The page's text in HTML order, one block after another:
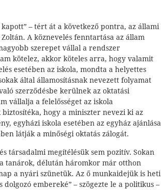
– tért át a következő pontra, az állami
A köznevelés fenntartása az állam
szerepet vállal a rendszer
kötelez, akkor köteles arra, hogy valamit
esetében az iskola, mondta a helyettes
által államosításnak nevezett folyamat
szerződésbe kerülnek az oktatási
vállalja a felelősséget az iskola
hogy a miniszter nevezi ki az
egyházi iskola esetében az egyház ajánlása
látják a minőségi oktatás zálogát.
társadalmi megítélésük sem pozitív. Sokan
tanárok, délután háromkor már otthon
a nyári szünetük. Az ő munkaidejük is heti
dolgozó embereké” – szögezte le a politikus –